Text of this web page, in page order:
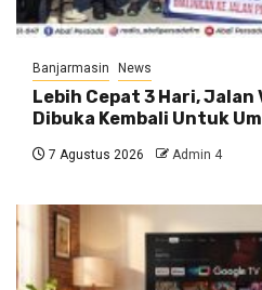
Banjarmasin News
Lebih Cepat 3 Hari,
Dibuka Kembali Untuk
7 Agustus 2026 Admin 4